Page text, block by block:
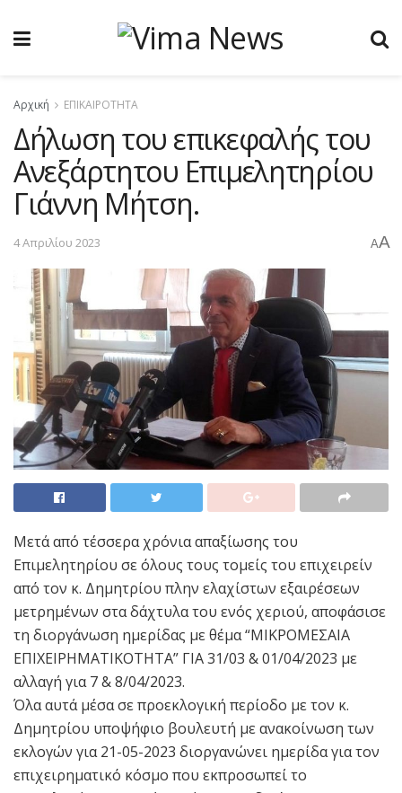
Αρχική ΕΠΙΚΑΙΡΟΤΗΤΑ
Δήλωση του επικεφαλής του
Ανεξάρτητου Επιμελητηρίου
Γιάννη Μήτση.
4 Απριλίου 2023 AA
Μετά από τέσσερα χρόνια απαξίωσης του
Επιμελητηρίου σε όλους τους τομείς του επιχειρείν
από τον κ. Δημητρίου πλην ελαχίστων εξαιρέσεων
μετρημένων στα δάχτυλα του ενός χεριού, αποφάσισε
τη διοργάνωση ημερίδας με θέμα “ΜΙΚΡΟΜΕΣΑΙΑ
ΕΠΙΧΕΙΡΗΜΑΤΙΚΟΤΗΤΑ” ΓΙΑ 31/03 & 01/04/2023 με
αλλαγή για 7 & 8/04/2023.
Όλα αυτά μέσα σε προεκλογική περίοδο με τον κ.
Δημητρίου υποψήφιο βουλευτή με ανακοίνωση των
εκλογών για 21-05-2023 διοργανώνει ημερίδα για τον
επιχειρηματικό κόσμο που εκπροσωπεί το